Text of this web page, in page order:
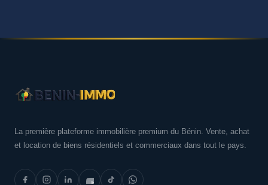
La première plateforme immobilière premium du Bénin. Vente, achat
et location de biens résidentiels et commerciaux dans tout le pays.